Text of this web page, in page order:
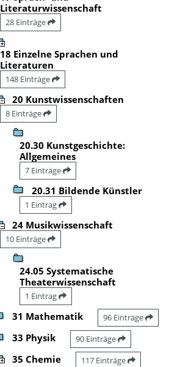
Literaturwissenschaft
28 Einträge
18 Einzelne Sprachen und
Literaturen
148 Einträge
20 Kunstwissenschaften
8 Einträge
20.30 Kunstgeschichte:
Allgemeines
7 Einträge
20.31 Bildende Künstler
1 Eintrag
24 Musikwissenschaft
10 Einträge
24.05 Systematische
Theaterwissenschaft
1 Eintrag
31 Mathematik 96 Einträge
33 Physik 90 Einträge
35 Chemie 117 Einträge